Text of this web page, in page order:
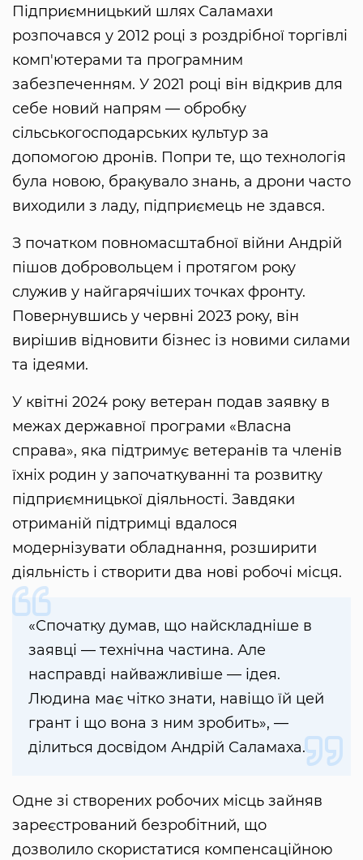
Підприємницький шлях Саламахи
розпочався у 2012 році з роздрібної торгівлі
комп'ютерами та програмним
забезпеченням. У 2021 році він відкрив для
себе новий напрям — обробку
сільськогосподарських культур за
допомогою дронів. Попри те, що технологія
була новою, бракувало знань, а дрони часто
виходили з ладу, підприємець не здався.
З початком повномасштабної війни Андрій
пішов добровольцем і протягом року
служив у найгарячіших точках фронту.
Повернувшись у червні 2023 року, він
вирішив відновити бізнес із новими силами
та ідеями.
У квітні 2024 року ветеран подав заявку в
межах державної програми «Власна
справа», яка підтримує ветеранів та членів
їхніх родин у започаткуванні та розвитку
підприємницької діяльності. Завдяки
отриманій підтримці вдалося
модернізувати обладнання, розширити
діяльність і створити два нові робочі місця.
«Спочатку думав, що найскладніше в
заявці — технічна частина. Але
насправді найважливіше — ідея.
Людина має чітко знати, навіщо їй цей
грант і що вона з ним зробить», —
ділиться досвідом Андрій Саламаха.
Одне зі створених робочих місць зайняв
зареєстрований безробітний, що
дозволило скористатися компенсаційною